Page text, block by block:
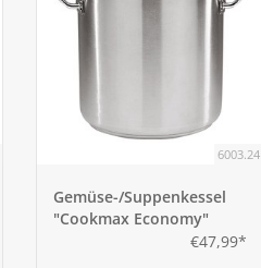
6003.24
Gemüse-/Suppenkessel
"Cookmax Economy"
€47,99*